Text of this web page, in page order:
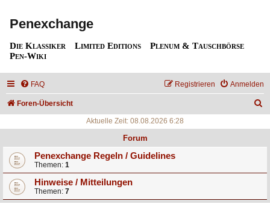
Penexchange
Die Klassiker Limited Editions
Plenum & Tauschbörse
Pen-Wiki
FAQ Anmelden
Registrieren
Foren-Übersicht
Aktuelle Zeit: 08.08.2026 6:28
Forum
Penexchange Regeln / Guidelines
Themen: 1
Hinweise / Mitteilungen
Themen: 7